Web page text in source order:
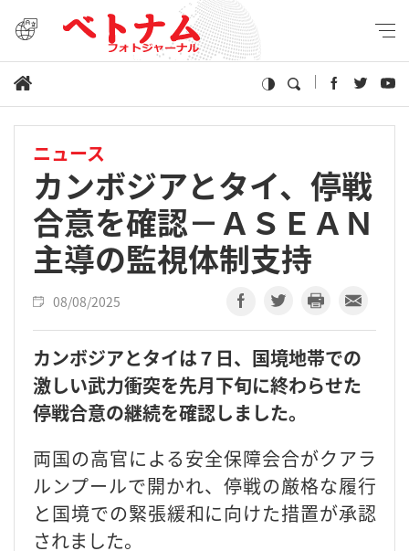
ニュース
カンボジアとタイ、停戦
合意を確認－ＡＳＥＡＮ
主導の監視体制支持
08/08/2025
カンボジアとタイは７日、国境地帯での
激しい武力衝突を先月下旬に終わらせた
停戦合意の継続を確認しました。
両国の高官による安全保障会合がクアラ
ルンプールで開かれ、停戦の厳格な履行
と国境での緊張緩和に向けた措置が承認
されました。